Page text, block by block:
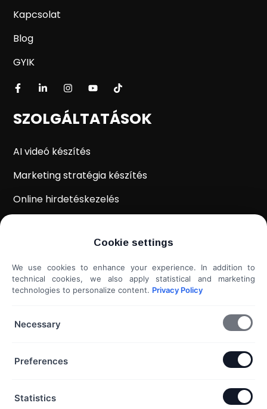
Kapcsolat
Blog
GYIK
SZOLGÁLTATÁSOK
AI videó készítés
Marketing stratégia készítés
Online hirdetéskezelés
Weboldal kiértékelés
Shoprenter / Unas webshop készítés
Hideg e-mail megkeresés
További szolgáltatások...
+36 20 453 3533
Cookie settings
We use cookies to enhance your experience. In addition to
technical cookies, we also apply statistical and marketing
technologies to personalize content. Privacy Policy
Necessary
Preferences
Statistics